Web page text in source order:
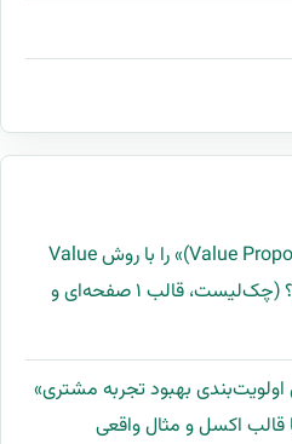
چگونه «پیشنهاد ارزش (Value Proposition)» را با روش Value
Proposition Canvas بسازیم؟ (چک‌لیست، قالب ۱ صفحه‌ای و
بهبود تجربه مشتری»